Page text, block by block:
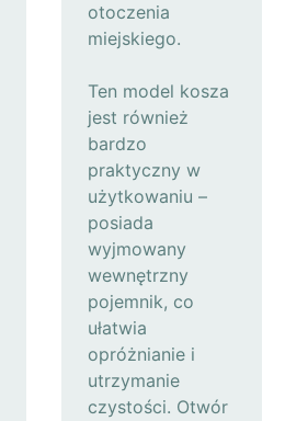
otoczenia
miejskiego.
Ten model kosza
jest również
bardzo
praktyczny w
użytkowaniu –
posiada
wyjmowany
wewnętrzny
pojemnik, co
ułatwia
opróżnianie i
utrzymanie
czystości. Otwór